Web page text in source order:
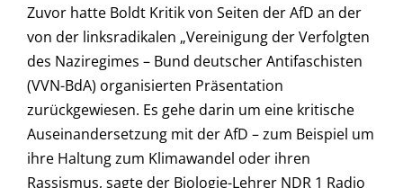
Zuvor hatte Boldt Kritik von Seiten der AfD an der
von der linksradikalen „Vereinigung der Verfolgten
des Naziregimes – Bund deutscher Antifaschisten
(VVN-BdA) organisierten Präsentation
zurückgewiesen. Es gehe darin um eine kritische
Auseinandersetzung mit der AfD – zum Beispiel um
ihre Haltung zum Klimawandel oder ihren
Rassismus, sagte der Biologie-Lehrer NDR 1 Radio